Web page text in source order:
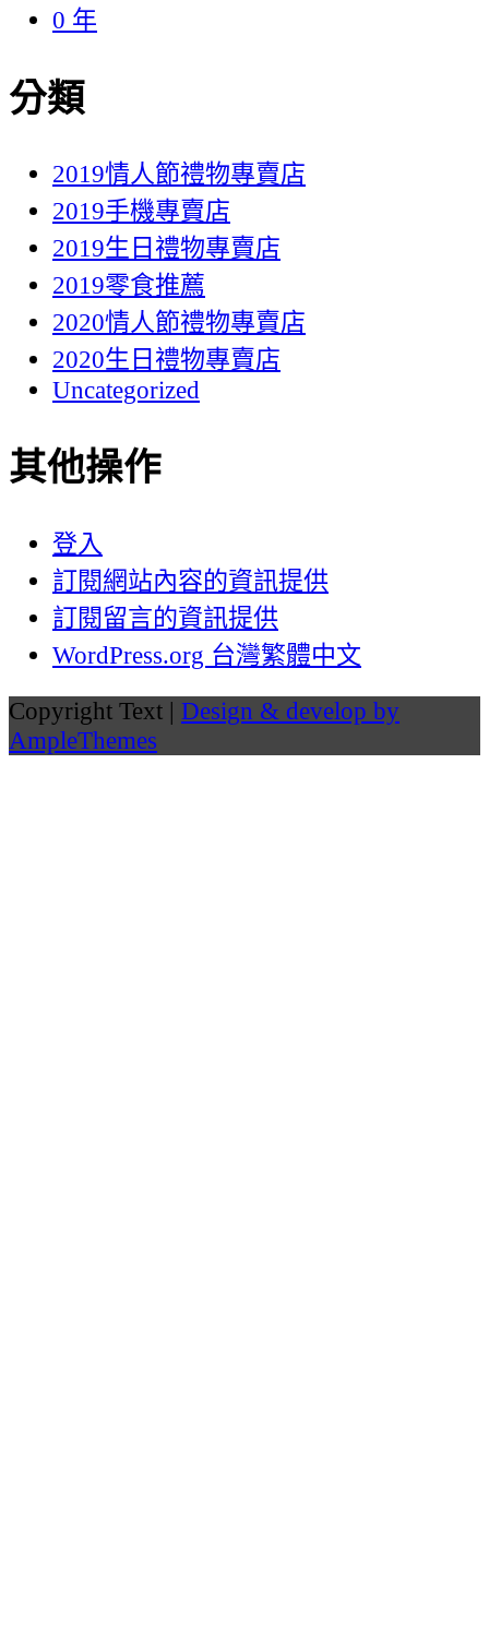
0 年
分類
2019情人節禮物專賣店
2019手機專賣店
2019生日禮物專賣店
2019零食推薦
2020情人節禮物專賣店
2020生日禮物專賣店
Uncategorized
其他操作
登入
訂閱網站內容的資訊提供
訂閱留言的資訊提供
WordPress.org 台灣繁體中文
Copyright Text | Design & develop by
AmpleThemes